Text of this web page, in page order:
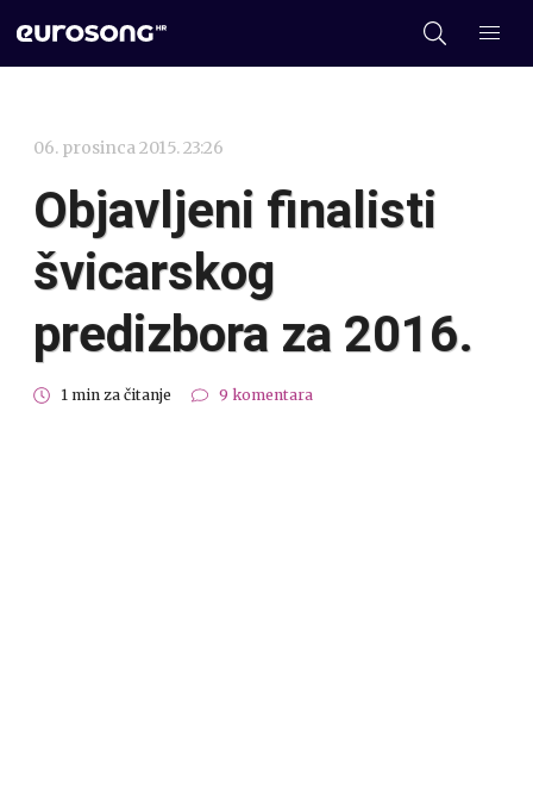
06. prosinca 2015. 23:26
Objavljeni finalisti
švicarskog
predizbora za 2016.
1 min za čitanje 9 komentara